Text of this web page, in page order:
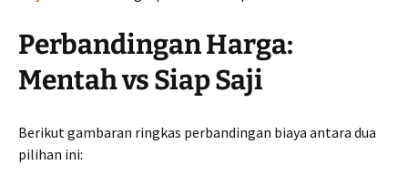
Perbandingan Harga:
Mentah vs Siap Saji
Berikut gambaran ringkas perbandingan biaya antara dua
pilihan ini: